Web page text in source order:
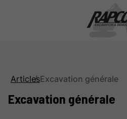
ArticlesExcavation générale
Excavation générale